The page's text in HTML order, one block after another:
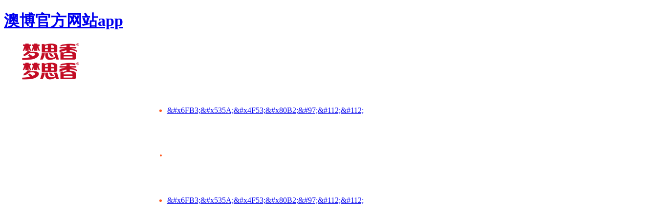
澳博官方网站app
&#x6FB3;&#x535A;&#x4F53;&#x80B2;&#97;&#112;&#112;
&#x6FB3;&#x535A;&#x4F53;&#x80B2;&#97;&#112;&#112;